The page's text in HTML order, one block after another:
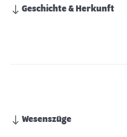
Geschichte & Herkunft
Wesenszüge